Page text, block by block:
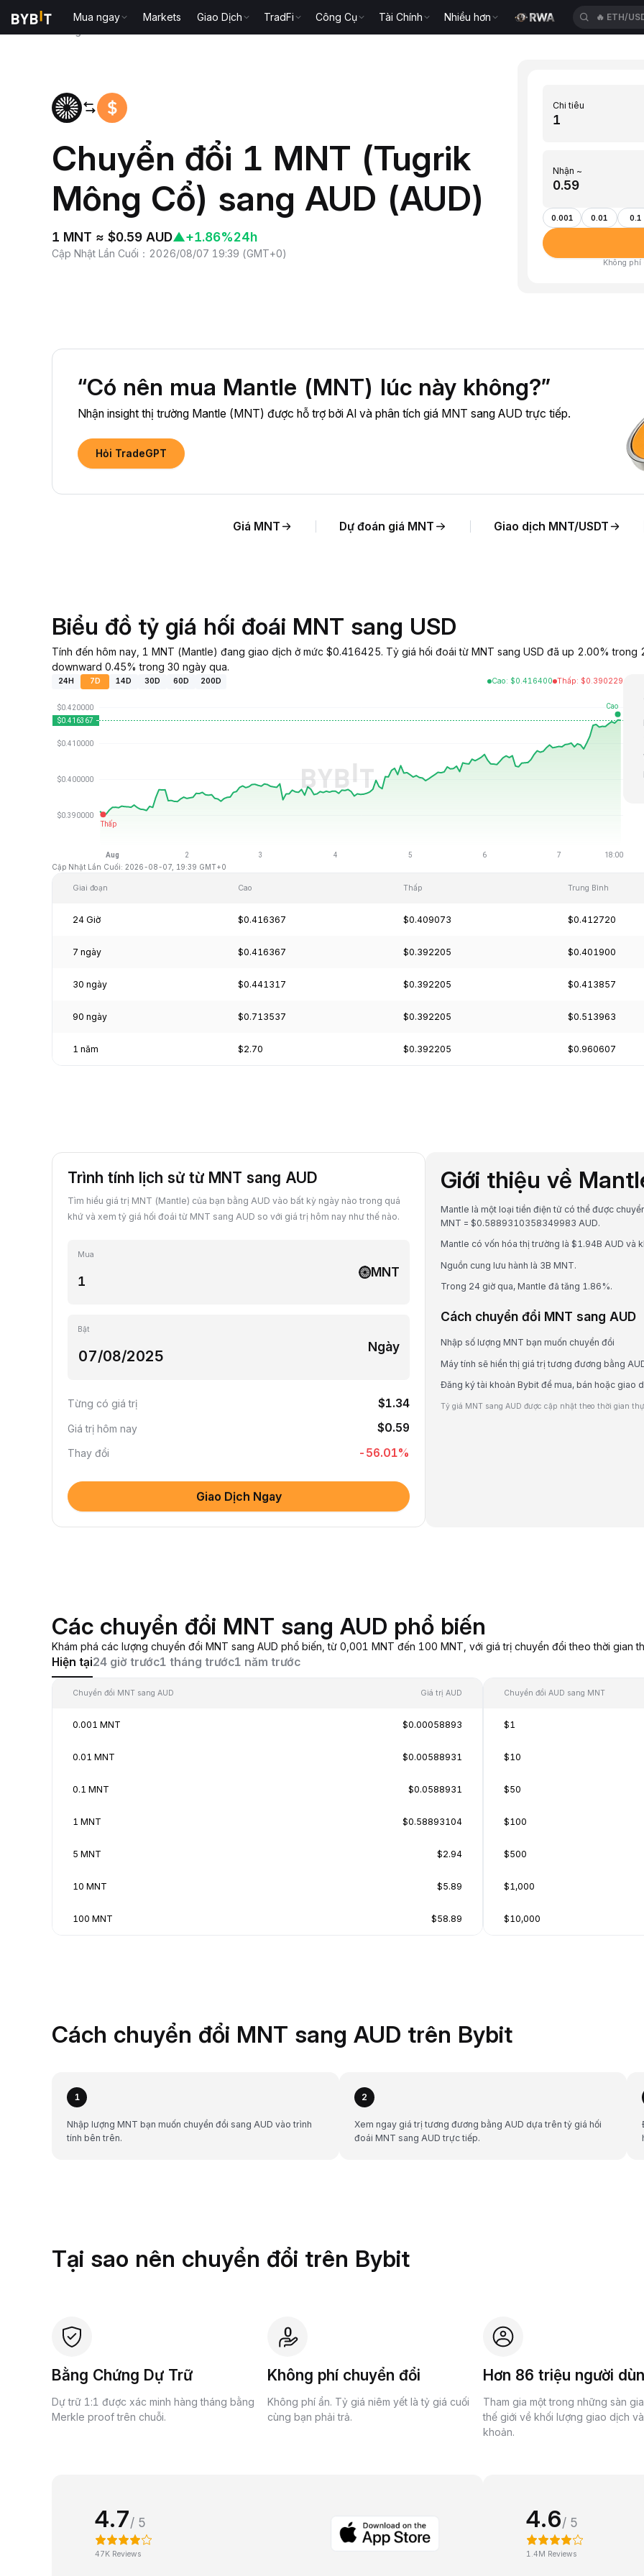
Mua ngay Markets Giao Dịch TradFi Công Cụ Tài Chính Nhiều hơn 🔥
Chuyển đổi 1 MNT (Tugrik
Mông Cổ) sang AUD (AUD)
1 MNT ≈ $0.59 AUD▲+1.86%24h
Cập Nhật Lần Cuối ： 2026/08/07 19:39 (GMT+0)
Chi tiêu
Nhận ~
0.001 0.01 0.1
Không phí
“Có nên mua Mantle (MNT) lúc này không?”
Nhận insight thị trường Mantle (MNT) được hỗ trợ bởi AI và phân tích giá MNT sang AUD trực tiếp.
Hỏi TradeGPT
Giá MNT Dự đoán giá MNT Giao dịch MNT/USDT
Biểu đồ tỷ giá hối đoái MNT sang USD
Tính đến hôm nay, 1 MNT (Mantle) đang giao dịch ở mức $0.416425. Tỷ giá hối đoái từ MNT sang USD đã up 2.00%
downward 0.45% trong 30 ngày qua.
24H 7D 14D 30D 60D 200D Cao: $0.416400 Thấp: $0.390229
Cập Nhật Lần Cuối: 2026-08-07, 19:39 GMT+0
Giai đoạn Cao Thấp Trung Bình
24 Giờ $0.416367 $0.409073 $0.412720
7 ngày $0.416367 $0.392205 $0.401900
30 ngày $0.441317 $0.392205 $0.413857
90 ngày $0.713537 $0.392205 $0.513963
1 năm $2.70 $0.392205 $0.960607
Trình tính lịch sử từ MNT sang AUD
Tìm hiểu giá trị MNT (Mantle) của bạn bằng AUD vào bất kỳ ngày nào trong quá
khứ và xem tỷ giá hối đoái từ MNT sang AUD so với giá trị hôm nay như thế nào.
Mua
MNT
Bật
Ngày
Từng có giá trị $1.34
Giá trị hôm nay $0.59
Thay đổi -56.01%
Giao Dịch Ngay
Giới thiệu về
Mantle là một loại tiền điện tử có thể được
MNT = $0.5889310358349983 AUD.
Mantle có vốn hóa thị trường là $1.94B AUD và
Nguồn cung lưu hành là 3B MNT.
Trong 24 giờ qua, Mantle đã tăng 1.86%.
Cách chuyển đổi MNT sang AUD
Nhập số lượng MNT bạn muốn chuyển đổi
Máy tính sẽ hiển thị giá trị tương đương bằng
Đăng ký tài khoản Bybit để mua, bán hoặc giao
Tỷ giá MNT sang AUD được cập nhật theo thời gian
Các chuyển đổi MNT sang AUD phổ biến
Khám phá các lượng chuyển đổi MNT sang AUD phổ biến, từ 0,001 MNT đến 100 MNT, với giá trị chuyển đổi theo thời gian
Hiện tại24 giờ trước1 tháng trước1 năm trước
Chuyển đổi MNT sang AUD Giá trị AUD
0.001 MNT $0.00058893
0.01 MNT $0.00588931
0.1 MNT $0.0588931
1 MNT $0.58893104
5 MNT $2.94
10 MNT $5.89
100 MNT $58.89
Chuyển đổi AUD sang MNT
$1
$10
$50
$100
$500
$1,000
$10,000
Cách chuyển đổi MNT sang AUD trên Bybit
1
Nhập lượng MNT bạn muốn chuyển đổi sang AUD vào trình
tính bên trên.
2
Xem ngay giá trị tương đương bằng AUD dựa trên tỷ giá hối
đoái MNT sang AUD trực tiếp.
Tại sao nên chuyển đổi trên Bybit
Bằng Chứng Dự Trữ
Dự trữ 1:1 được xác minh hàng tháng bằng
Merkle proof trên chuỗi.
Không phí chuyển đổi
Không phí ẩn. Tỷ giá niêm yết là tỷ giá cuối
cùng bạn phải trả.
Hơn 86 triệu người
Tham gia một trong những sàn
thế giới về khối lượng giao dịch
khoản.
4.7/ 5
47K Reviews
4.6/ 5
1.4M Reviews